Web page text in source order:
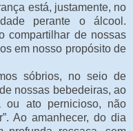
está, justamente, no
perante o álcool.
compartilhar de nossas
em nosso propósito de
sóbrios, no seio de
nossas bebedeiras, ao
ou ato pernicioso, não
Ao amanhecer, do dia